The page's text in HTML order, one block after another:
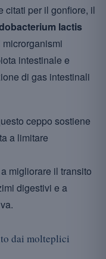
citati per il gonfiore, il
lactis
intestinale e
di gas intestinali
ceppo sostiene
a limitare
migliorare il transito
digestivi e a
dai molteplici